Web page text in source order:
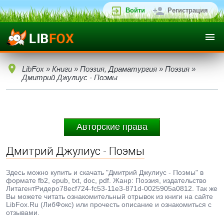
Войти Регистрация
LibFox » Книги » Поэзия, Драматургия » Поэзия »
Дмитрий Джулиус - Поэмы
Авторские права
Дмитрий Джулиус - Поэмы
Здесь можно купить и скачать "Дмитрий Джулиус - Поэмы" в
формате fb2, epub, txt, doc, pdf. Жанр: Поэзия, издательство
ЛитагентРидеро78ecf724-fc53-11e3-871d-0025905a0812. Так же
Вы можете читать ознакомительный отрывок из книги на сайте
LibFox.Ru (ЛибФокс) или прочесть описание и ознакомиться с
отзывами.